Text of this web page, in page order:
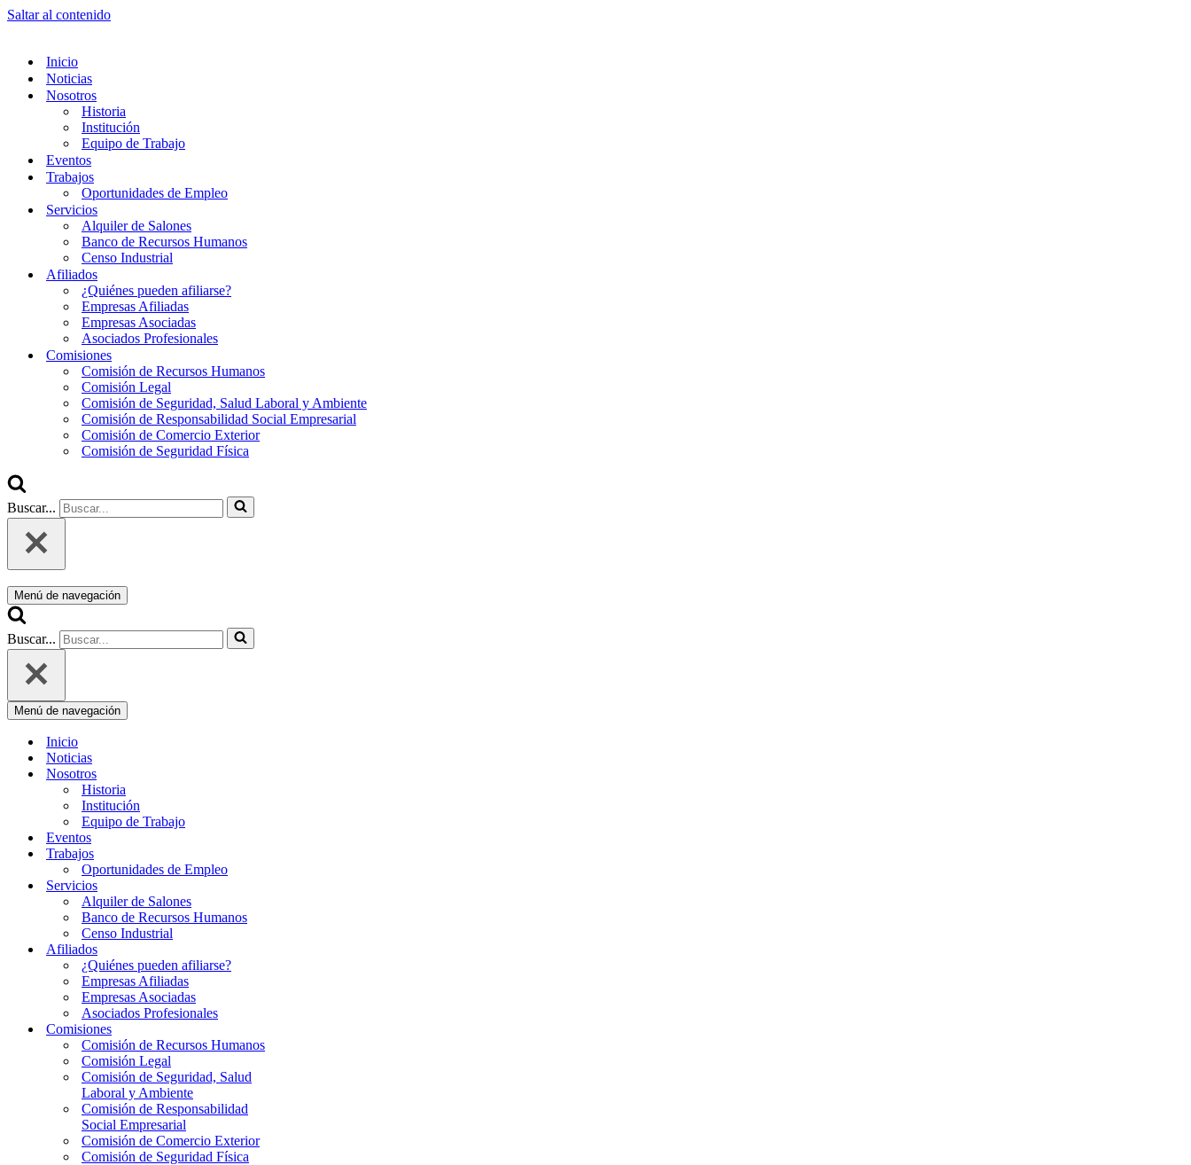
Saltar al contenido
Inicio
Noticias
Nosotros
Historia
Institución
Equipo de Trabajo
Eventos
Trabajos
Oportunidades de Empleo
Servicios
Alquiler de Salones
Banco de Recursos Humanos
Censo Industrial
Afiliados
¿Quiénes pueden afiliarse?
Empresas Afiliadas
Empresas Asociadas
Asociados Profesionales
Comisiones
Comisión de Recursos Humanos
Comisión Legal
Comisión de Seguridad, Salud Laboral y Ambiente
Comisión de Responsabilidad Social Empresarial
Comisión de Comercio Exterior
Comisión de Seguridad Física
Buscar...
Menú de navegación
Buscar...
Menú de navegación
Inicio
Noticias
Nosotros
Historia
Institución
Equipo de Trabajo
Eventos
Trabajos
Oportunidades de Empleo
Servicios
Alquiler de Salones
Banco de Recursos Humanos
Censo Industrial
Afiliados
¿Quiénes pueden afiliarse?
Empresas Afiliadas
Empresas Asociadas
Asociados Profesionales
Comisiones
Comisión de Recursos Humanos
Comisión Legal
Comisión de Seguridad, Salud
Laboral y Ambiente
Comisión de Responsabilidad
Social Empresarial
Comisión de Comercio Exterior
Comisión de Seguridad Física